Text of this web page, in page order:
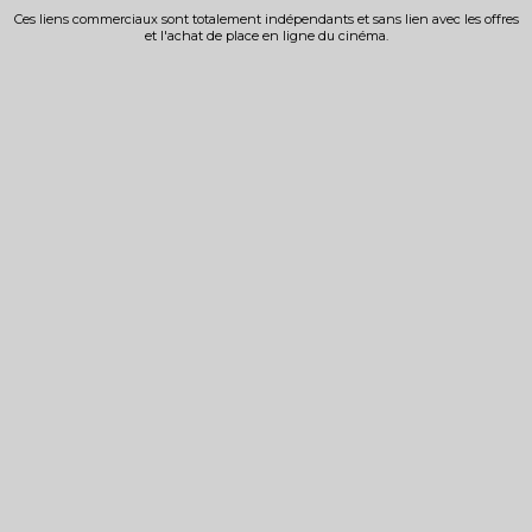
Ces liens commerciaux sont totalement indépendants et sans lien avec les offres
et l'achat de place en ligne du cinéma.